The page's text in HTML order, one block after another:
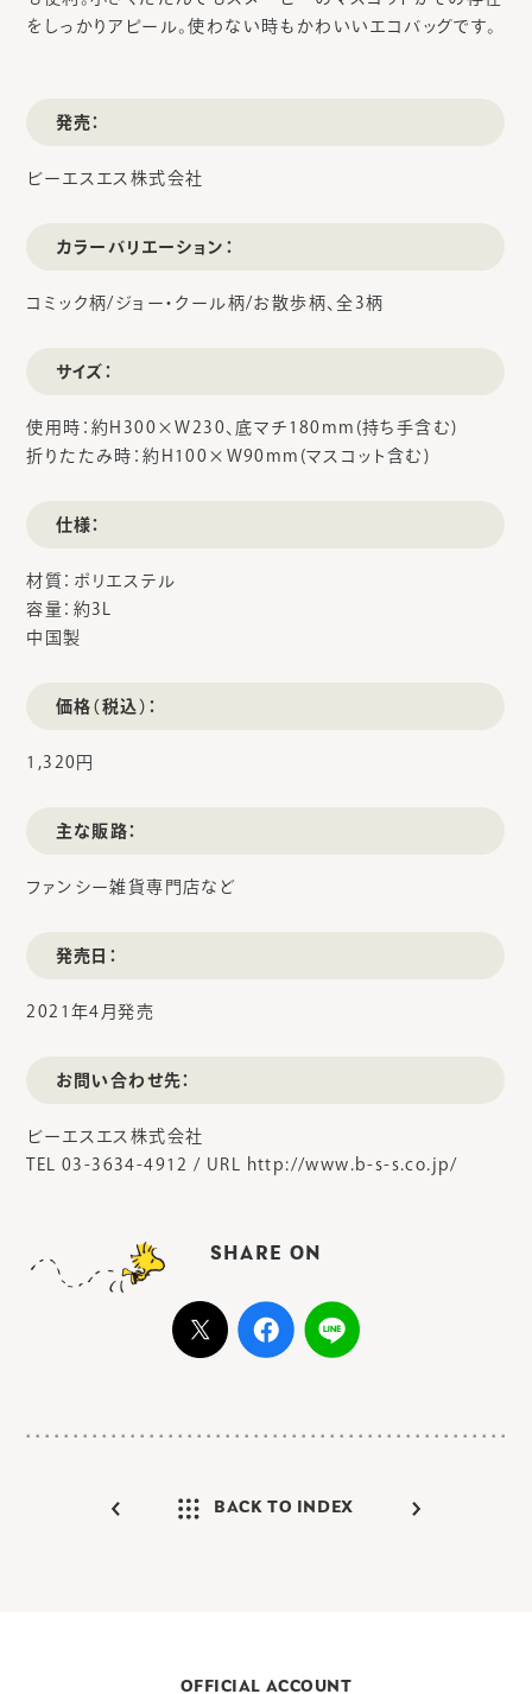
をしっかりアピール。使わない時もかわいいエコバッグです。
発売：
ビーエスエス株式会社
カラーバリエーション：
コミック柄/ジョー・クール柄/お散歩柄、全3柄
サイズ：
使用時：約H300×W230、底マチ180mm(持ち手含む)
折りたたみ時：約H100×W90mm(マスコット含む)
仕様：
材質：ポリエステル
容量：約3L
中国製
価格（税込）：
1,320円
主な販路：
ファンシー雑貨専門店など
発売日：
2021年4月発売
お問い合わせ先：
ビーエスエス株式会社
TEL 03-3634-4912 / URL http://www.b-s-s.co.jp/
SHARE ON
BACK TO INDEX
OFFICIAL ACCOUNT